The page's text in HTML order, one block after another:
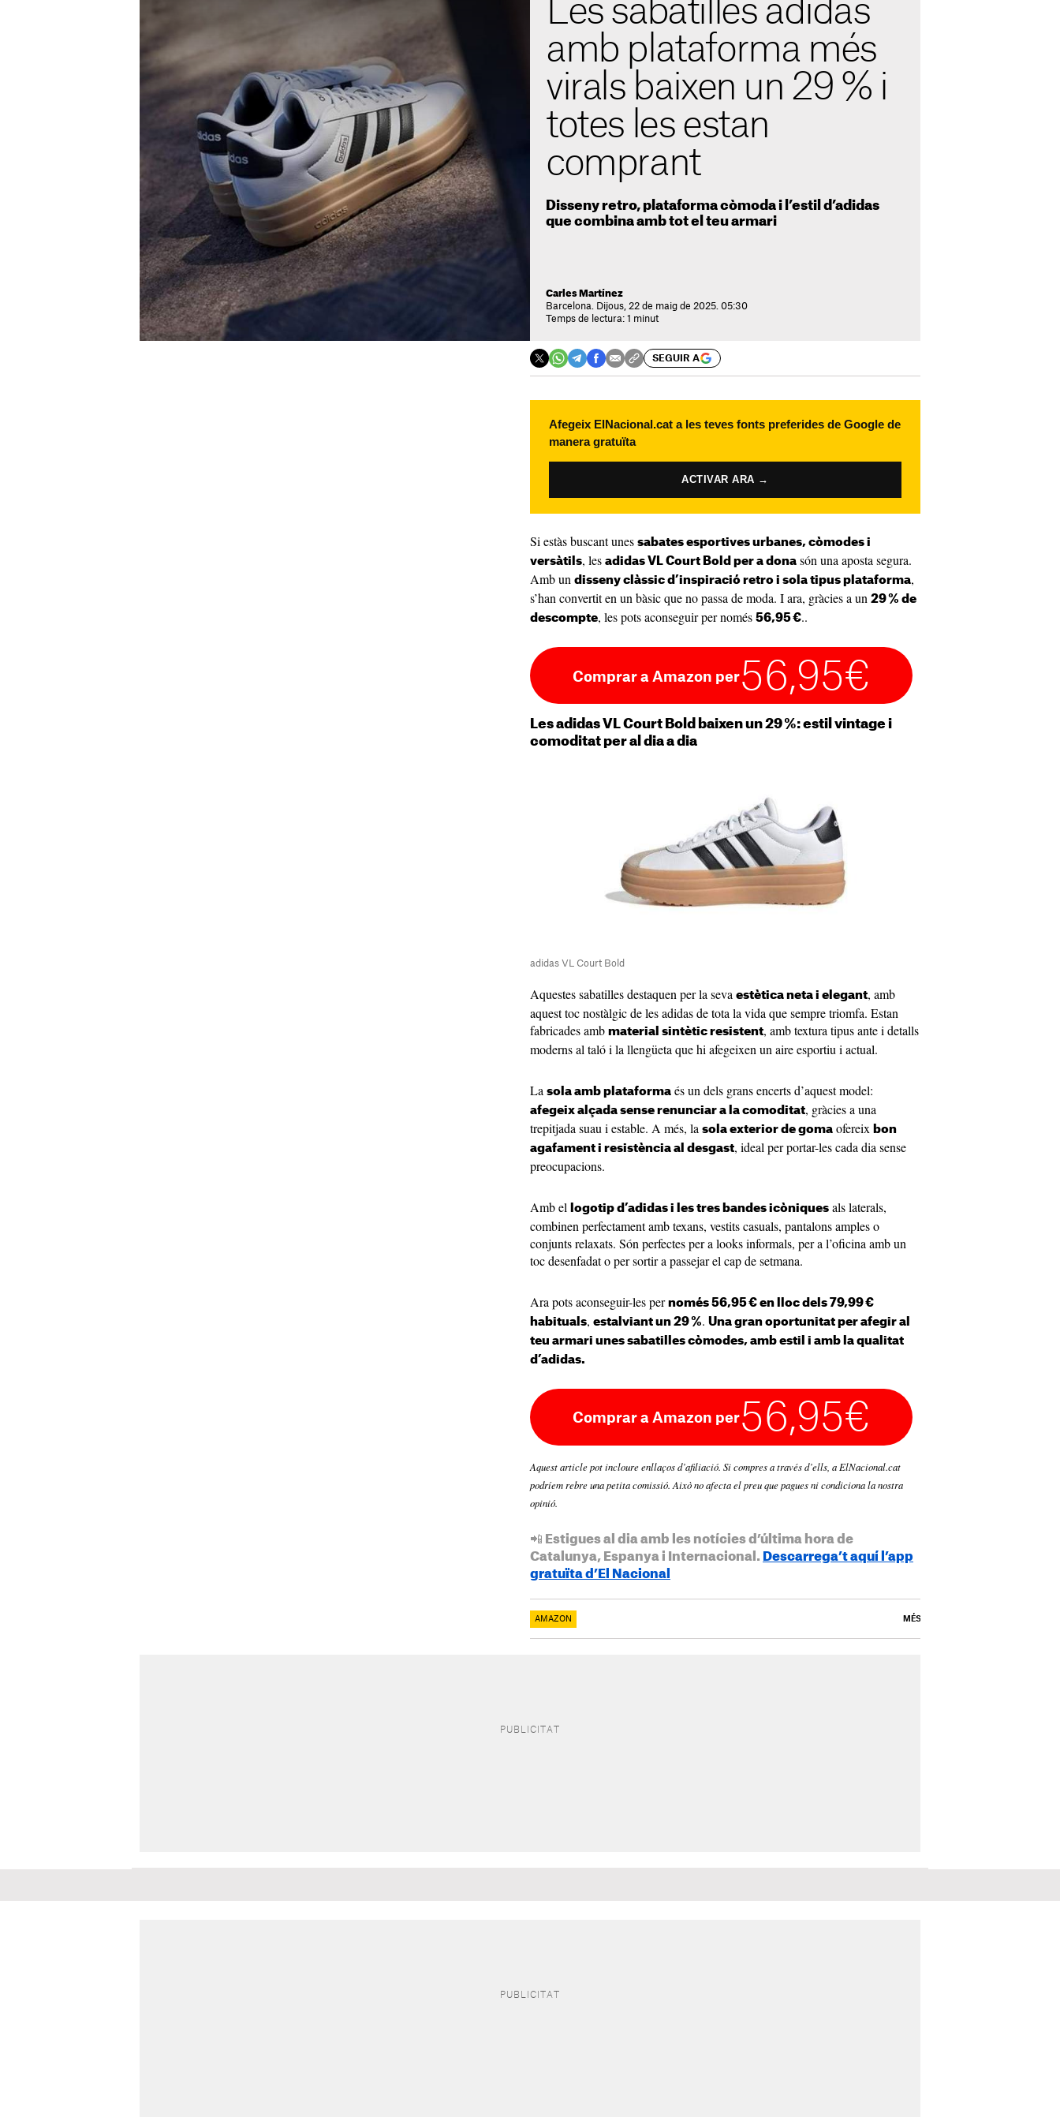
Les sabatilles adidas
amb plataforma més
virals baixen un 29 % i
totes les estan
comprant
Disseny retro, plataforma còmoda i l’estil d’adidas
que combina amb tot el teu armari
Carles Martínez
Barcelona. Dijous, 22 de maig de 2025. 05:30
Temps de lectura: 1 minut
SEGUIR A
Afegeix ElNacional.cat a les teves fonts preferides de Google de
manera gratuïta
ACTIVAR ARA →
Si estàs buscant unes sabates esportives urbanes, còmodes i
versàtils, les adidas VL Court Bold per a dona són una aposta segura.
Amb un disseny clàssic d’inspiració retro i sola tipus plataforma,
s’han convertit en un bàsic que no passa de moda. I ara, gràcies a un 29 % de
descompte, les pots aconseguir per només 56,95 €..
Comprar a Amazon per56,95€
Les adidas VL Court Bold baixen un 29 %: estil vintage i
comoditat per al dia a dia
adidas VL Court Bold
Aquestes sabatilles destaquen per la seva estètica neta i elegant, amb
aquest toc nostàlgic de les adidas de tota la vida que sempre triomfa. Estan
fabricades amb material sintètic resistent, amb textura tipus ante i detalls
moderns al taló i la llengüeta que hi afegeixen un aire esportiu i actual.
La sola amb plataforma és un dels grans encerts d’aquest model:
afegeix alçada sense renunciar a la comoditat, gràcies a una
trepitjada suau i estable. A més, la sola exterior de goma ofereix bon
agafament i resistència al desgast, ideal per portar-les cada dia sense
preocupacions.
Amb el logotip d’adidas i les tres bandes icòniques als laterals,
combinen perfectament amb texans, vestits casuals, pantalons amples o
conjunts relaxats. Són perfectes per a looks informals, per a l’oficina amb un
toc desenfadat o per sortir a passejar el cap de setmana.
Ara pots aconseguir-les per només 56,95 € en lloc dels 79,99 €
habituals, estalviant un 29 %. Una gran oportunitat per afegir al
teu armari unes sabatilles còmodes, amb estil i amb la qualitat
d’adidas.
Comprar a Amazon per56,95€
Aquest article pot incloure enllaços d’afiliació. Si compres a través d’ells, a ElNacional.cat
podríem rebre una petita comissió. Això no afecta el preu que pagues ni condiciona la nostra
opinió.
📲 Estigues al dia amb les notícies d’última hora de
Catalunya, Espanya i Internacional. Descarrega’t aquí l’app
gratuïta d’El Nacional
AMAZON MÉS